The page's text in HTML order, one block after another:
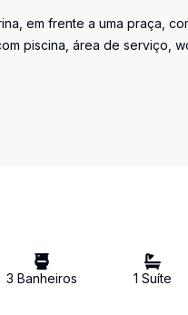
em frente a uma praça,
piscina, área de serviço,
3 Banheiros 1 Suíte